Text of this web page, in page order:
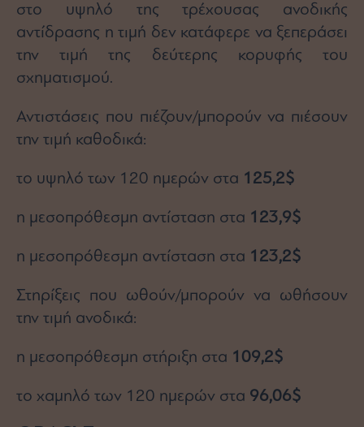
στο υψηλό της τρέχουσας ανοδικής
αντίδρασης η τιμή δεν κατάφερε να ξεπεράσει
την τιμή της δεύτερης κορυφής του
σχηματισμού.
Αντιστάσεις που πιέζουν/μπορούν να πιέσουν
την τιμή καθοδικά:
το υψηλό των 120 ημερών στα 125,2$
η μεσοπρόθεσμη αντίσταση στα 123,9$
η μεσοπρόθεσμη αντίσταση στα 123,2$
Στηρίξεις που ωθούν/μπορούν να ωθήσουν
την τιμή ανοδικά:
η μεσοπρόθεσμη στήριξη στα 109,2$
το χαμηλό των 120 ημερών στα 96,06$